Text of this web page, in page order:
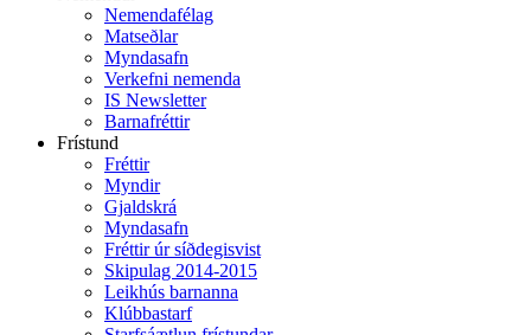
Nemendafélag
Matseðlar
Myndasafn
Verkefni nemenda
IS Newsletter
Barnafréttir
Frístund
Fréttir
Myndir
Gjaldskrá
Myndasafn
Fréttir úr síðdegisvist
Skipulag 2014-2015
Leikhús barnanna
Klúbbastarf